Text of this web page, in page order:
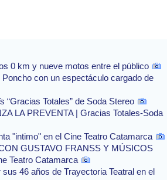
0 km y nueve motos entre el público
con un espectáculo cargado de
“Gracias Totales” de Soda Stereo
LA PREVENTA | Gracias Totales-Soda
"intimo" en el Cine Teatro Catamarca
GUSTAVO FRANSS Y MÚSICOS
Teatro Catamarca
46 años de Trayectoria Teatral en el